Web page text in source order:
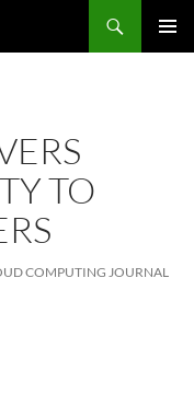
TO
COMPUTING JOURNAL